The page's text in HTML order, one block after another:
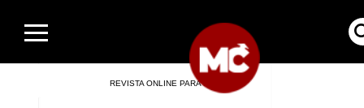
REVISTA ONLINE PARA HOMBRES